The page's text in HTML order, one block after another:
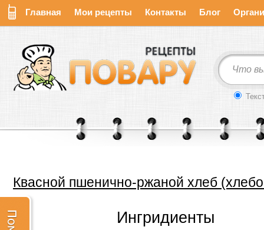
Главная Мои рецепты Контакты Блог
Квасной пшенично-ржаной хлеб
Ингридиенты